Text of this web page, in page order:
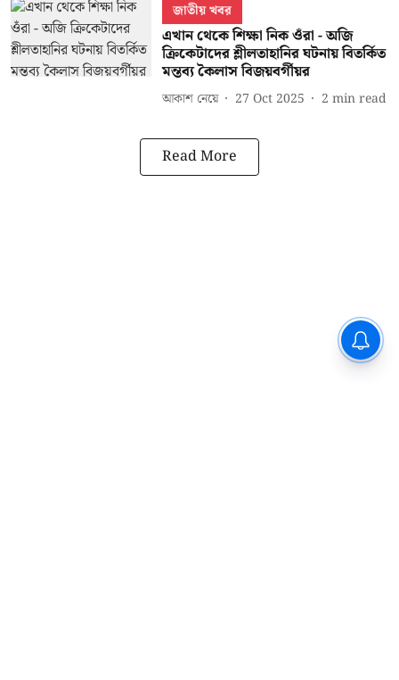
জাতীয় খবর
এখান থেকে শিক্ষা নিক ওঁরা - অজি
ক্রিকেটাদের শ্লীলতাহানির ঘটনায় বিতর্কিত
মন্তব্য কৈলাস বিজয়বর্গীয়র
আকাশ নেয়ে 27 Oct 2025 2 min read
Read More